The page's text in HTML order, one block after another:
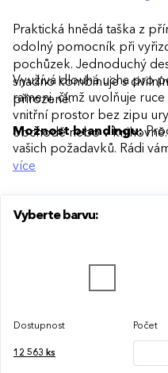
Praktická hnědá taška z
odolný pomocník při
pochůzek. Jednoduchý
snadno kombinuje s
přirozeně.
Využívá dlouhá ucha pro
rameni, čímž uvolňuje
vnitřní prostor bez zipu
obchodě nebo v knihovně.
Možnost brandingu:
vašich požadavků. Rádi
technologii potisku s
více
Vyberte barvu:
Dostupnost Počet
12 563 ks